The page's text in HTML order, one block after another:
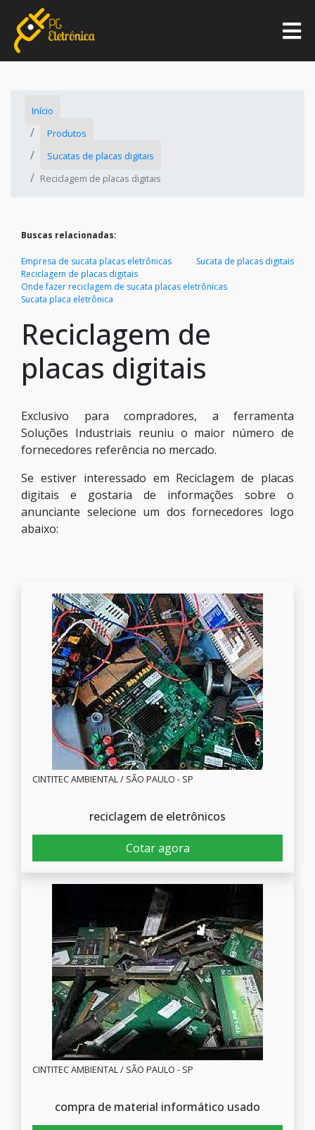
Início
Produtos
Sucatas de placas digitais
Reciclagem de placas digitais
Buscas relacionadas:
Empresa de sucata placas eletrônicas
Sucata de placas digitais
Reciclagem de placas digitais
Onde fazer reciclagem de sucata placas eletrônicas
Sucata placa eletrônica
Reciclagem de
placas digitais
Exclusivo para compradores, a ferramenta
Soluções Industriais reuniu o maior número de
fornecedores referência no mercado.
Se estiver interessado em Reciclagem de placas
digitais e gostaria de informações sobre o
anunciante selecione um dos fornecedores logo
abaixo:
CINTITEC AMBIENTAL / SÃO PAULO - SP
reciclagem de eletrônicos
Cotar agora
CINTITEC AMBIENTAL / SÃO PAULO - SP
compra de material informático usado